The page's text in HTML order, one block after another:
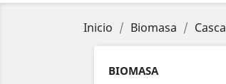
Inicio Biomasa
BIOMASA